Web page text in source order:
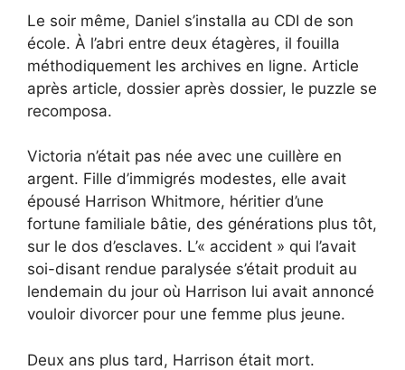
Le soir même, Daniel s’installa au CDI de son
école. À l’abri entre deux étagères, il fouilla
méthodiquement les archives en ligne. Article
après article, dossier après dossier, le puzzle se
recomposa.
Victoria n’était pas née avec une cuillère en
argent. Fille d’immigrés modestes, elle avait
épousé Harrison Whitmore, héritier d’une
fortune familiale bâtie, des générations plus tôt,
sur le dos d’esclaves. L’« accident » qui l’avait
soi-disant rendue paralysée s’était produit au
lendemain du jour où Harrison lui avait annoncé
vouloir divorcer pour une femme plus jeune.
Deux ans plus tard, Harrison était mort.